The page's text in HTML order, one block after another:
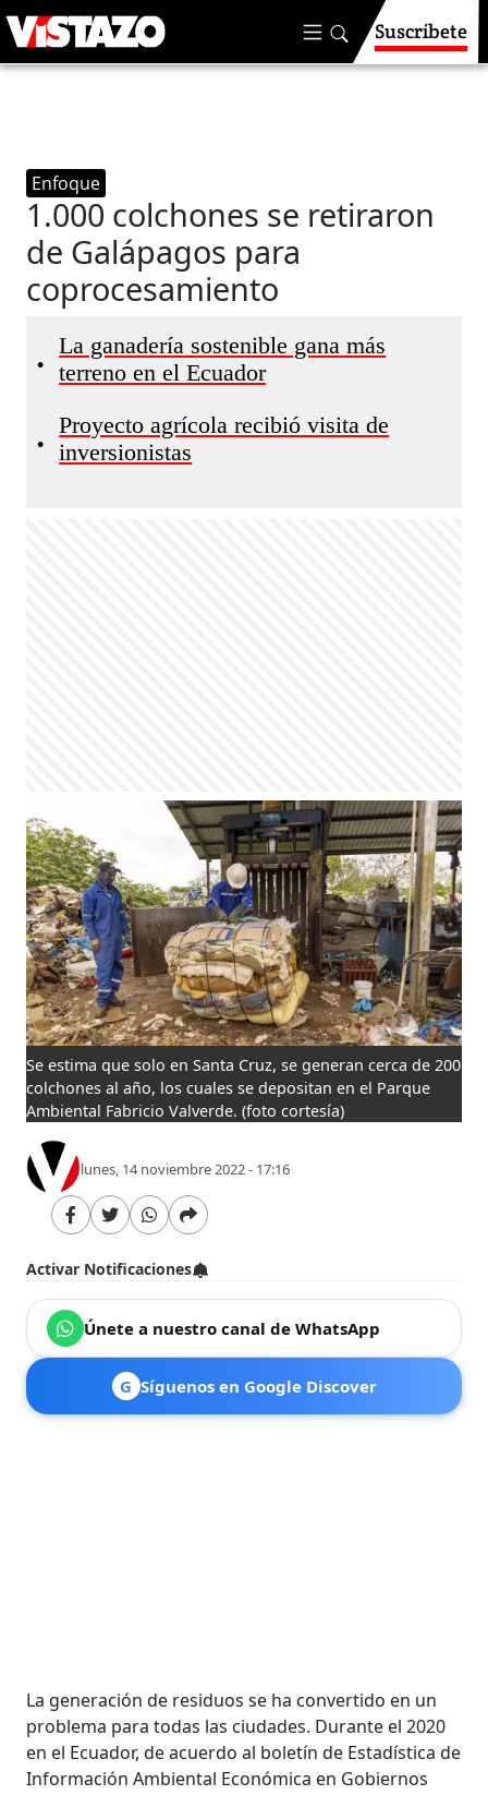
Suscríbete
Enfoque
1.000 colchones se retiraron
de Galápagos para
coprocesamiento
•
La ganadería sostenible gana más
terreno en el Ecuador
•
Proyecto agrícola recibió visita de
inversionistas
Se estima que solo en Santa Cruz, se generan cerca de 200
colchones al año, los cuales se depositan en el Parque
Ambiental Fabricio Valverde. (foto cortesía)
lunes, 14 noviembre 2022 - 17:16
Activar Notificaciones
Únete a nuestro canal de WhatsApp
G Síguenos en Google Discover
La generación de residuos se ha convertido en un
problema para todas las ciudades. Durante el 2020
en el Ecuador, de acuerdo al boletín de Estadística de
Información Ambiental Económica en Gobiernos